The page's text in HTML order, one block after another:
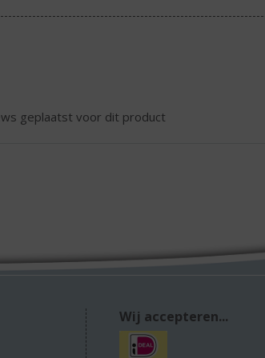
geplaatst voor dit product
Wij accepteren...